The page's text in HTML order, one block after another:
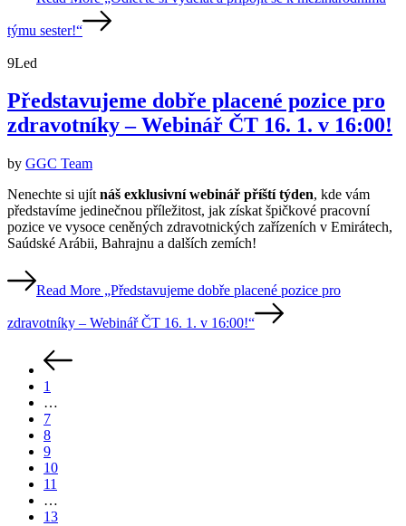
týmu sester!“
9Led
Představujeme dobře placené pozice pro
zdravotníky – Webinář ČT 16. 1. v 16:00!
by GGC Team
Nenechte si ujít náš exklusivní webinář příští týden, kde vám
představíme jedinečnou příležitost, jak získat špičkové pracovní
pozice ve vysoce ceněných zdravotnických zařízeních v Emirátech,
Saúdské Arábii, Bahrajnu a dalších zemích!
Read More „Představujeme dobře placené pozice pro
zdravotníky – Webinář ČT 16. 1. v 16:00!“
1
…
7
8
9
10
11
…
13